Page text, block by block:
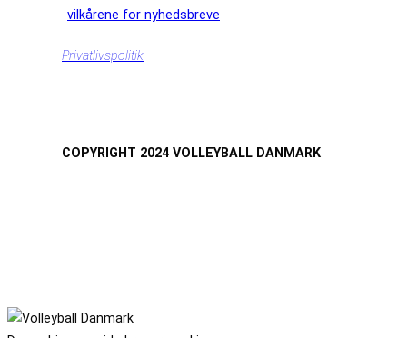
vilkårene for nyhedsbreve
Privatlivspolitik
COPYRIGHT 2024 VOLLEYBALL DANMARK